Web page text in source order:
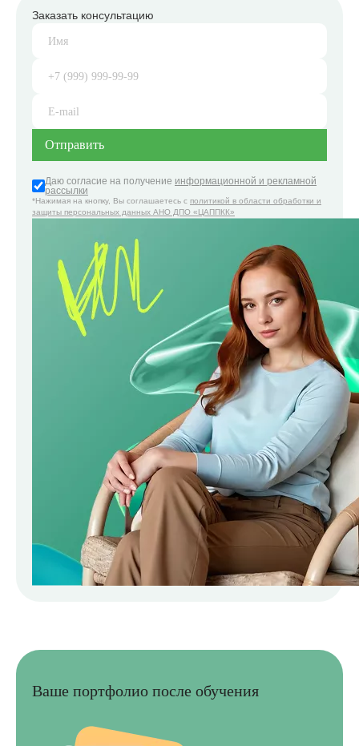
Заказать консультацию
Даю согласие на получение информационной и рекламной
рассылки
*Нажимая на кнопку, Вы соглашаетесь с политикой в области обработки и
защиты персональных данных АНО ДПО «ЦАППКК»
Ваше портфолио после обучения